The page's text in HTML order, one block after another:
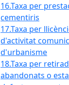
16.Taxa per
cementiris
17.Taxa per
d'activitat
d'urbanisme
18.Taxa per
abandonats o